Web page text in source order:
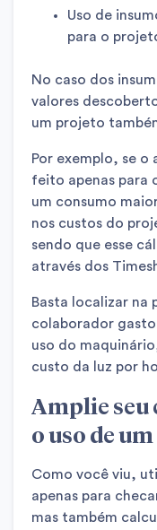
Uso de
para o
No caso dos
valores
um projeto
Por exemplo, se o
feito apenas para
um consumo
nos custos do
sendo que esse
através dos
Basta localizar na
colaborador
uso do
custo da luz por
Amplie
o uso de
Como você viu,
apenas para
mas também